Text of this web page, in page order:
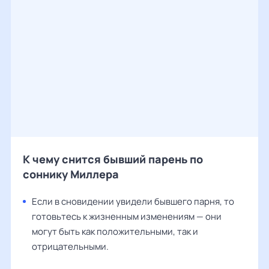
К чему снится бывший парень по
соннику Миллера
Если в сновидении увидели бывшего парня, то
готовьтесь к жизненным изменениям — они
могут быть как положительными, так и
отрицательными.